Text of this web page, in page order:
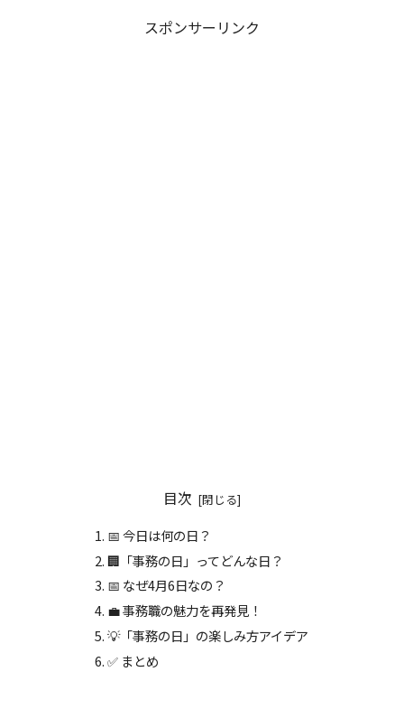
スポンサーリンク
目次
📅 今日は何の日？
🏢「事務の日」ってどんな日？
📅 なぜ4月6日なの？
💼 事務職の魅力を再発見！
💡「事務の日」の楽しみ方アイデア
✅ まとめ